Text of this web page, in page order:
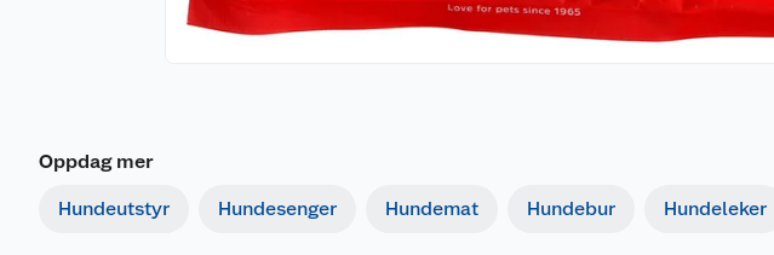
Oppdag mer
Hundeutstyr Hundesenger Hundemat Hundebur Hundeleker